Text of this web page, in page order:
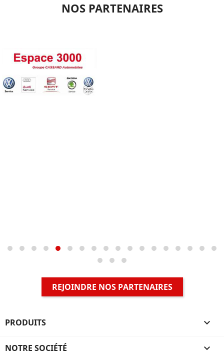
NOS PARTENAIRES
REJOINDRE NOS PARTENAIRES
PRODUITS 
NOTRE SOCIÉTÉ 